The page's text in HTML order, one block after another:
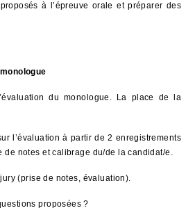
à l’épreuve orale et préparer des
du monologue. La place de la
l’évaluation à partir de 2 enregistrements
de notes et calibrage du/de la candidat/e.
(prise de notes, évaluation).
proposées ?